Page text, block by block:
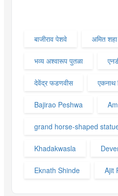
बाजीराव पेशवे अमित शहा
भव्य अश्वारूप पुतळा
देवेंद्र फडणवीस एकनाथ
Bajirao Peshwa
grand horse-shaped
Khadakwasla
Eknath Shinde Ajit